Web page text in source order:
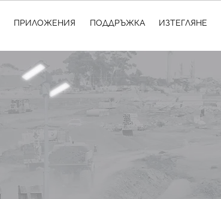
ПРИЛОЖЕНИЯ ПОДДРЪЖКА ИЗТЕГЛЯНЕ